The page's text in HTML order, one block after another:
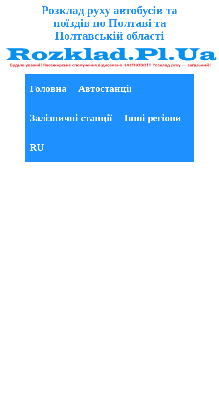
Розклад руху автобусів та
поїздів по Полтаві та
Полтавській області
Головна Автостанції
Залізничні станції Інші регіони
RU